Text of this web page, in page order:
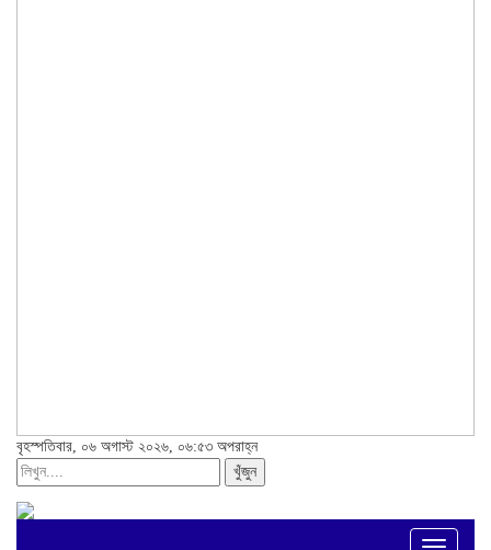
বৃহস্পতিবার, ০৬ অগাস্ট ২০২৬, ০৬:৫৩ অপরাহ্ন
খুঁজুন